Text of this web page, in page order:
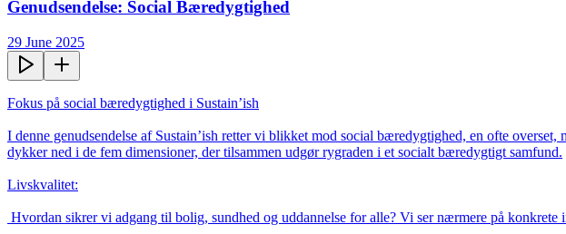
Genudsendelse: Social Bæredygtighed
29 June 2025
Fokus på social bæredygtighed i Sustain’ish
I denne genudsendelse af Sustain’ish retter vi blikket mod social bæredygtighed, en ofte
dykker ned i de fem dimensioner, der tilsammen udgør rygraden i et socialt bæredygtigt samfund.
Livskvalitet: